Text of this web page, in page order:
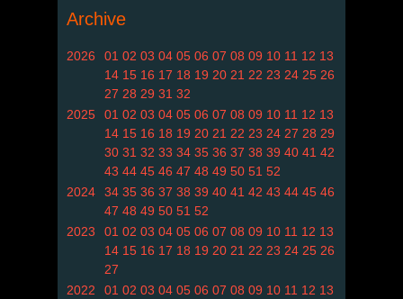
Archive
2026 01 02 03 04 05 06 07 08 09 10 11 12 13
14 15 16 17 18 19 20 21 22 23 24 25 26
27 28 29 31 32
2025
01 02 03 04 05 06 07 08 09 10 11 12 13
14 15 16 18 19 20 21 22 23 24 27 28 29
30 31 32 33 34 35 36 37 38 39 40 41 42
43 44 45 46 47 48 49 50 51 52
2024
34 35 36 37 38 39 40 41 42 43 44 45 46
47 48 49 50 51 52
2023
01 02 03 04 05 06 07 08 09 10 11 12 13
14 15 16 17 18 19 20 21 22 23 24 25 26
27
2022
01 02 03 04 05 06 07 08 09 10 11 12 13